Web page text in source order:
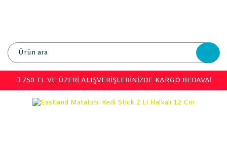
750 TL VE ÜZERİ ALIŞVERİŞLERİNİZDE KARGO BEDAVA!